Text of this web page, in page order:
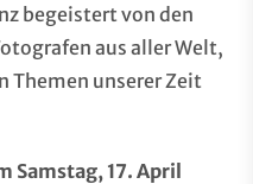
begeistert von den
aus aller Welt,
Themen unserer Zeit
Samstag, 17. April